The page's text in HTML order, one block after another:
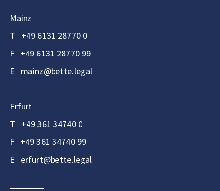
Mainz
T +49 6131 28770 0
F +49 6131 28770 99
E mainz@bette.legal
Erfurt
T +49 361 34740 0
F +49 361 34740 99
E erfurt@bette.legal